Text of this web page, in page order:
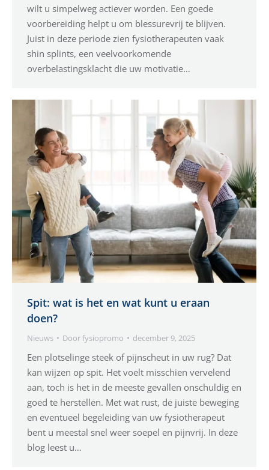
wilt u simpelweg actiever worden. Een goede
voorbereiding helpt u om blessurevrij te blijven.
Juist in deze periode zien fysiotherapeuten vaak
shin splints, een veelvoorkomende
overbelastingsklacht die uw motivatie…
Spit: wat is het en wat kunt u eraan
doen?
Nieuws Doorfysiopromo december 9, 2025
Een plotselinge steek of pijnscheut in uw rug? Dat
kan wijzen op spit. Het voelt misschien vervelend
aan, toch is het in de meeste gevallen onschuldig en
goed te herstellen. Met wat rust, de juiste beweging
en eventueel begeleiding van uw fysiotherapeut
bent u meestal snel weer soepel en pijnvrij. In deze
blog leest u…